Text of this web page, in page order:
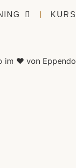
im ❤️ von